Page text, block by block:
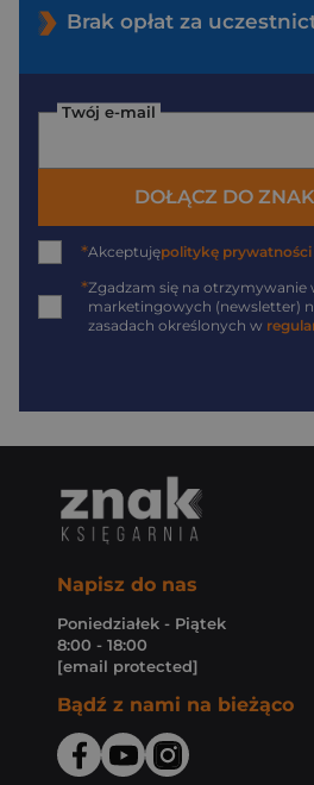
Brak opłat za
Twój e-mail
DOŁĄCZ DO
*Akceptujępolitykę prywatności
*Zgadzam się na otrzymywanie
marketingowych (newsletter)
zasadach określonych w
Napisz do nas
Poniedziałek - Piątek
8:00 - 18:00
[email protected]
Bądź z nami na bieżąco